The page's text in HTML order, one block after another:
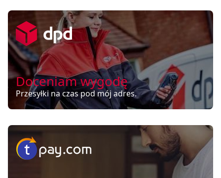
Doceniam wygodę
Przesyłki na czas pod mój adres.